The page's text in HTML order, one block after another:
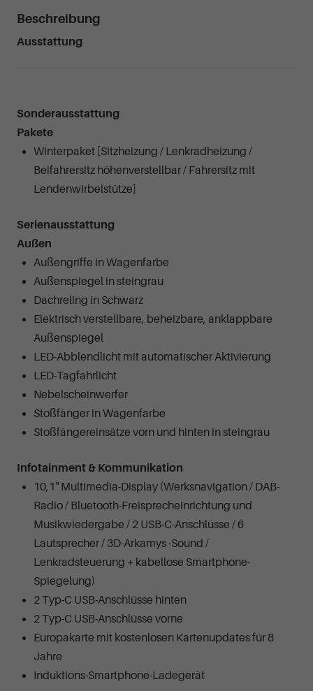
Beschreibung
Ausstattung
Sonderausstattung
Pakete
Winterpaket [Sitzheizung / Lenkradheizung /
Beifahrersitz höhenverstellbar / Fahrersitz mit
Lendenwirbelstütze]
Serienausstattung
Außen
Außengriffe in Wagenfarbe
Außenspiegel in steingrau
Dachreling in Schwarz
Elektrisch verstellbare, beheizbare, anklappbare
Außenspiegel
LED-Abblendlicht mit automatischer Aktivierung
LED-Tagfahrlicht
Nebelscheinwerfer
Stoßfänger in Wagenfarbe
Stoßfängereinsätze vorn und hinten in steingrau
Infotainment & Kommunikation
10,1" Multimedia-Display (Werksnavigation / DAB-
Radio / Bluetooth-Freisprecheinrichtung und
Musikwiedergabe / 2 USB-C-Anschlüsse / 6
Lautsprecher / 3D-Arkamys -Sound /
Lenkradsteuerung + kabellose Smartphone-
Spiegelung)
2 Typ-C USB-Anschlüsse hinten
2 Typ-C USB-Anschlüsse vorne
Europakarte mit kostenlosen Kartenupdates für 8
Jahre
Induktions-Smartphone-Ladegerät